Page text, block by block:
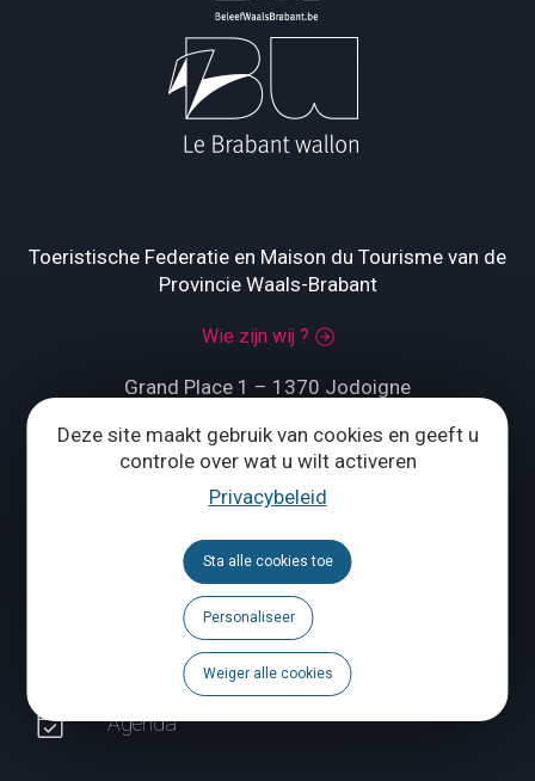
Deze site maakt gebruik van cookies en geeft u
controle over wat u wilt activeren
Privacybeleid
Sta alle cookies toe
Personaliseer
Weiger alle cookies
Toeristische Federatie en Maison du Tourisme van de
Provincie Waals-Brabant
Wie zijn wij ?
Grand Place 1 – 1370 Jodoigne
Tél.+32 (0) 10 56 09 70
ONS CONTACTEREN
Volg ons
Brochures
Agenda